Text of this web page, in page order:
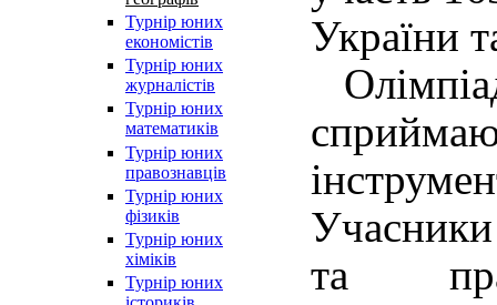
Турнір юних
економістів
Турнір юних
журналістів
Турнір юних
математиків
Турнір юних
правознавців
Турнір юних
фізиків
Турнір юних
хіміків
Турнір юних
України
Учасники
та